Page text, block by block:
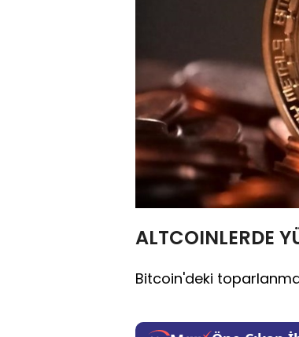
ALTCOINLERDE
Bitcoin'deki